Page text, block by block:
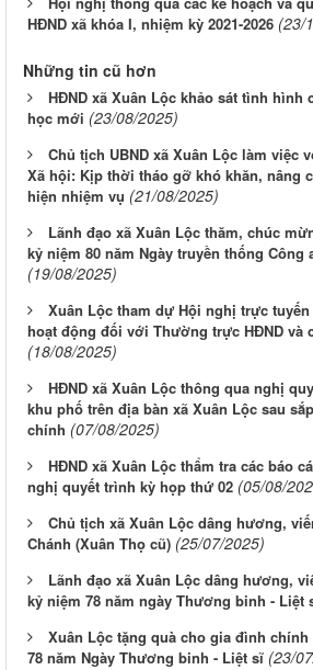
HĐND xã khóa I, nhiệm kỳ 2021-2026 (23/
Những tin cũ hơn
HĐND xã Xuân Lộc khảo sát tình hình
học mới (23/08/2025)
Chủ tịch UBND xã Xuân Lộc làm việc
Xã hội: Kịp thời tháo gỡ khó khăn, nâng
hiện nhiệm vụ (21/08/2025)
Lãnh đạo xã Xuân Lộc thăm, chúc
kỷ niệm 80 năm Ngày truyền thống Công
(19/08/2025)
Xuân Lộc tham dự Hội nghị trực
hoạt động đối với Thường trực HĐND và
(18/08/2025)
HĐND xã Xuân Lộc thông qua nghị
khu phố trên địa bàn xã Xuân Lộc sau
chính (07/08/2025)
HĐND xã Xuân Lộc thẩm tra các báo
nghị quyết trình kỳ họp thứ 02 (05/08/
Chủ tịch xã Xuân Lộc dâng hương,
Chánh (Xuân Thọ cũ) (25/07/2025)
Lãnh đạo xã Xuân Lộc dâng hương,
kỷ niệm 78 năm ngày Thương binh - Liệt
Xuân Lộc tặng quà cho gia đình
78 năm Ngày Thương binh - Liệt sĩ (23/